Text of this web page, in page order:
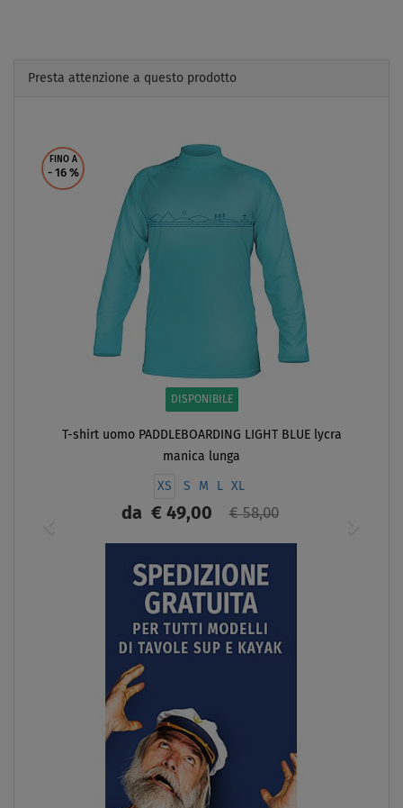
Presta attenzione a questo prodotto
FINO A
- 16 %
DISPONIBILE
T-shirt uomo PADDLEBOARDING LIGHT BLUE lycra
manica lunga
XS S M XL
da€ 49,00 € 58,00